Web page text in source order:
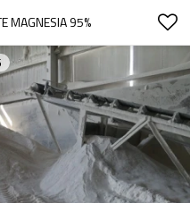
MAGNESIA 95%